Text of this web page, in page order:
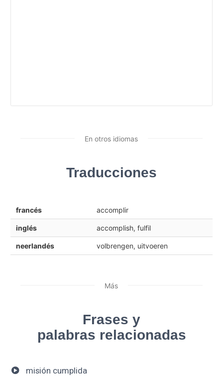
En otros idiomas
Traducciones
francés accomplir
inglés accomplish, fulfil
neerlandés volbrengen, uitvoeren
Más
Frases y
palabras relacionadas
misión cumplida